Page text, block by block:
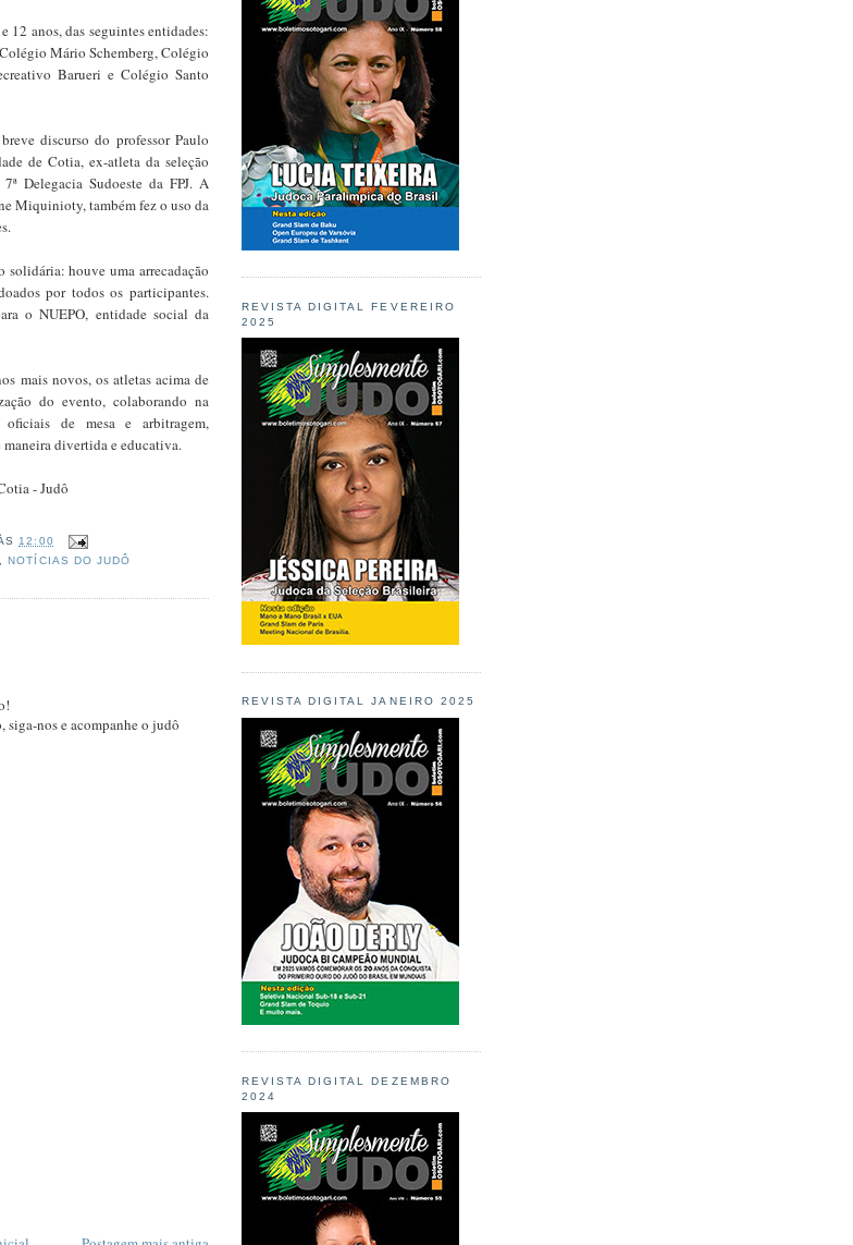
12 anos, das seguintes entidades:
Mário Schemberg, Colégio
Barueri e Colégio Santo
discurso do professor Paulo
de Cotia, ex-atleta da seleção
Delegacia Sudoeste da FPJ. A
Miquinioty, também fez o uso da
houve uma arrecadação
por todos os participantes.
o NUEPO, entidade social da
mais novos, os atletas acima de
do evento, colaborando na
oficiais de mesa e arbitragem,
divertida e educativa.
- Judô
12:00
,NOTÍCIAS DO JUDÔ
siga-nos e acompanhe o judô
REVISTA DIGITAL FEVEREIRO
2025
REVISTA DIGITAL JANEIRO 2025
REVISTA DIGITAL DEZEMBRO
2024